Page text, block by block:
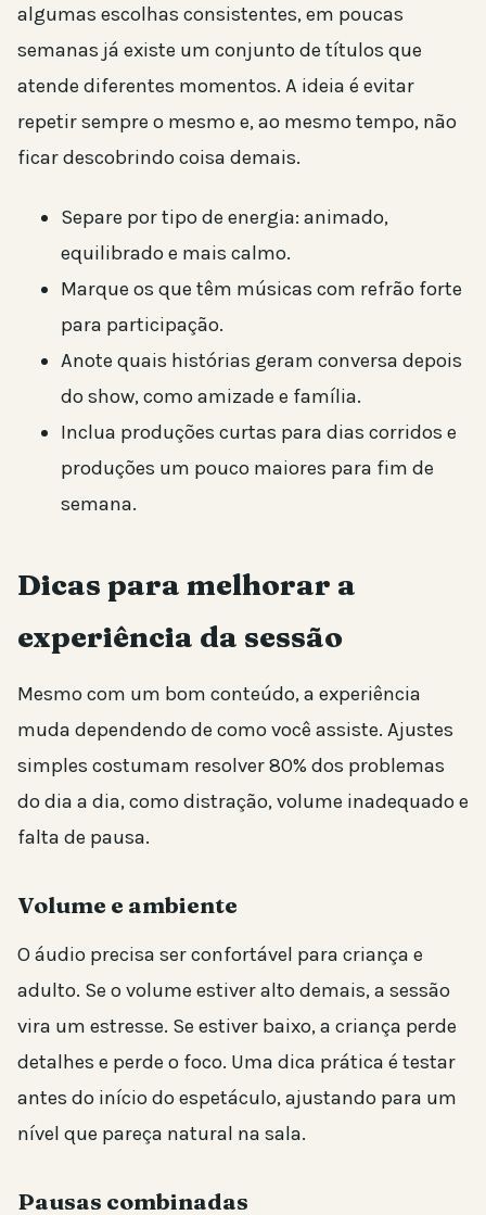
algumas escolhas consistentes, em poucas
semanas já existe um conjunto de títulos que
atende diferentes momentos. A ideia é evitar
repetir sempre o mesmo e, ao mesmo tempo, não
ficar descobrindo coisa demais.
Separe por tipo de energia: animado,
equilibrado e mais calmo.
Marque os que têm músicas com refrão forte
para participação.
Anote quais histórias geram conversa depois
do show, como amizade e família.
Inclua produções curtas para dias corridos e
produções um pouco maiores para fim de
semana.
Dicas para melhorar a
experiência da sessão
Mesmo com um bom conteúdo, a experiência
muda dependendo de como você assiste. Ajustes
simples costumam resolver 80% dos problemas
do dia a dia, como distração, volume inadequado e
falta de pausa.
Volume e ambiente
O áudio precisa ser confortável para criança e
adulto. Se o volume estiver alto demais, a sessão
vira um estresse. Se estiver baixo, a criança perde
detalhes e perde o foco. Uma dica prática é testar
antes do início do espetáculo, ajustando para um
nível que pareça natural na sala.
Pausas combinadas